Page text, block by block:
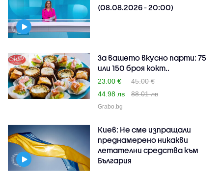
(08.08.2026 - 20:00)
За вашето вкусно парти: 75
или 150 броя кокт..
23.00 €
45.00 €
44.98 лв
88.01 лв
Grabo.bg
Киев: Не сме изпращали
преднамерено никакви
летателни средства към
България